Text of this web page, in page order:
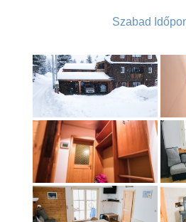
Szabad